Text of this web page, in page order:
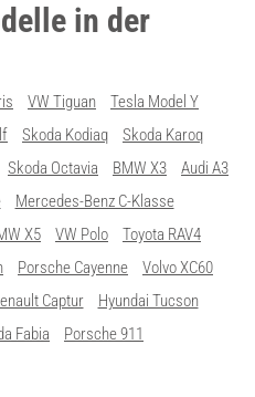
in der
VW Tiguan
Tesla Model Y
Skoda Kodiaq
Skoda Karoq
Skoda Octavia BMW X3
Audi A3
Mercedes-Benz C-Klasse
X5 VW Polo
Toyota RAV4
Porsche Cayenne
Volvo XC60
Captur
Hyundai Tucson
Fabia Porsche 911